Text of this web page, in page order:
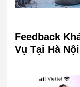
Feedback
Vụ Tại Hà